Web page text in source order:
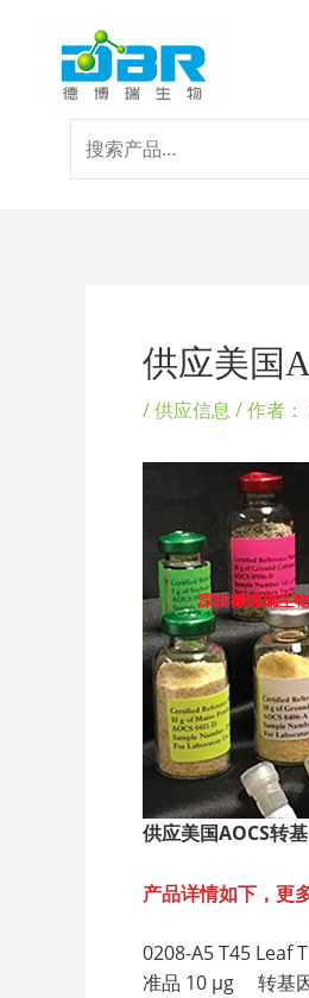
索：
供应美国
/供应信息 / 作者：
供应美国AOCS转
产品详情如下，更
0208-A5 T45
准品 10 µg 转基